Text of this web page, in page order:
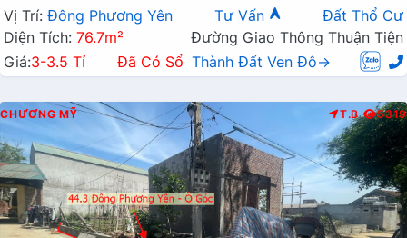
Rộng
Vị Trí: Đông Phương Yên Tư Vấn
Đất Thổ Cư
Diện Tích: 76.7m²
Đường Giao Thông Thuận Tiện
Giá:3-3.5 Tỉ Đã Có Sổ Thành Đất Ven Đô→
CHƯƠNG MỸ T.B 5319